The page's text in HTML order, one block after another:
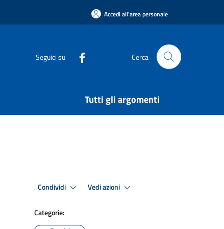
Accedi all'area personale
Seguici su Cerca
Tutti gli argomenti
Condividi Vedi azioni
Categorie: